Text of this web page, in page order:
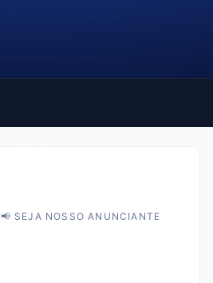
📢 SEJA NOSSO ANUNCIANTE